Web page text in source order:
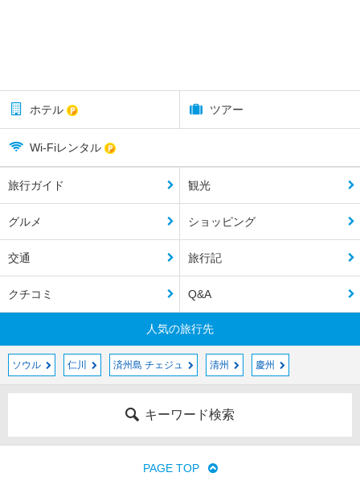
ホテル ツアー
Wi-Fiレンタル
旅行ガイド 観光
グルメ ショッピング
交通 旅行記
クチコミ Q&A
人気の旅行先
ソウル 仁川 済州島 チェジュ 清州 慶州
キーワード検索
PAGE TOP